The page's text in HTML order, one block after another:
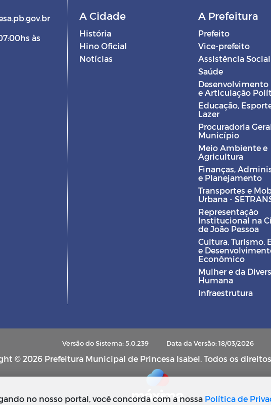
às
A Cidade
História
Hino Oficial
Notícias
A Prefeitura
Prefeito
Vice-prefeito
Assistência Social
Saúde
Desenvolvimento
e Articulação
Educação,
Lazer
Procuradoria
Município
Meio Ambiente e
Agricultura
Finanças,
e Planejamento
Transportes e
Urbana -
Representação
Institucional na
de João Pessoa
Cultura, Turismo,
e
Econômico
Mulher e da
Humana
Infraestrutura
Versão do Sistema: 5.0.239 Data da Versão: 18/03/2026
© 2026 Prefeitura Municipal de Princesa Isabel. Todos os
no nosso portal, você concorda com a nossa Política de